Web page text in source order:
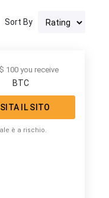
Sort By
100 you receive
BTC
IL SITO
è a rischio.